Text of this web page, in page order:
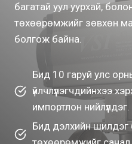
багатай уул уурхай,
төхөөрөмжийг зөвхөн
болгож байна.
Бид 10 гаруй улс орны
үйлчлүүлэгчдийнхээ
импортлон нийлүүлдэг.
Бид дэлхийн шилдэг